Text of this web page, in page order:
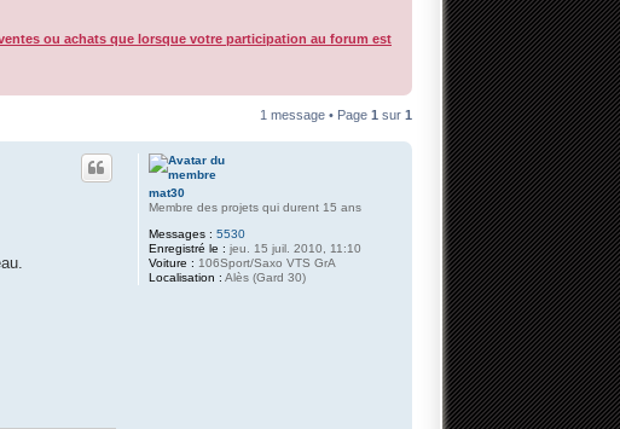
ou achats que lorsque votre participation au forum est
1 message • Page 1 sur 1
mat30
Membre des projets qui durent 15 ans
Messages : 5530
Enregistré le : jeu. 15 juil. 2010, 11:10
Voiture : 106Sport/Saxo VTS GrA
Localisation : Alès (Gard 30)